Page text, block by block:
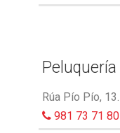
Peluquería
Rúa Pío Pío,
981 73 71 80